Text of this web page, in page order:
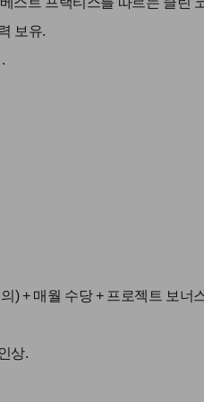
보유.
) + 매월 수당 + 프로젝트 보너
상.